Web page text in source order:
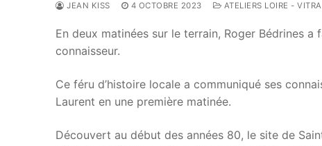
JEAN KISS 4 OCTOBRE 2023 ATELIERS LOIRE -
En deux matinées sur le terrain, Roger Bédrines
connaisseur.
Ce féru d’histoire locale a communiqué ses
Laurent en une première matinée.
Découvert au début des années 80, le site de